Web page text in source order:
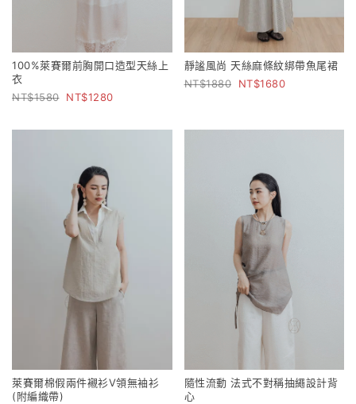
100%萊賽爾前胸開口造型天絲上
衣
1580
1280
靜謐風尚 天絲麻條紋綁帶魚尾裙
1880
1680
萊賽爾棉假兩件襯衫V領無袖衫
(附編織帶)
隨性流動 法式不對稱抽繩設計背
心